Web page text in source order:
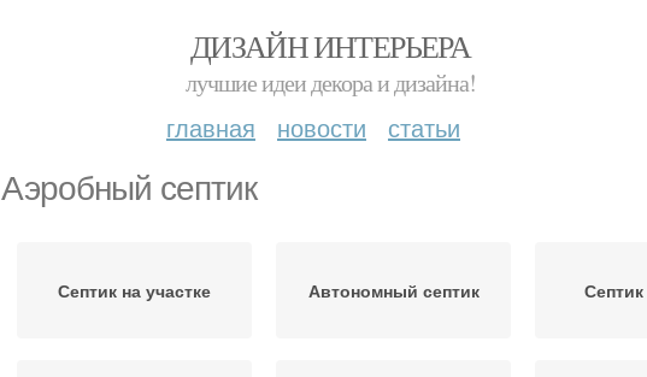
ДИЗАЙН ИНТЕРЬЕРА
лучшие идеи декора и дизайна!
главная новости статьи
Аэробный септик
Септик на участке Автономный септик